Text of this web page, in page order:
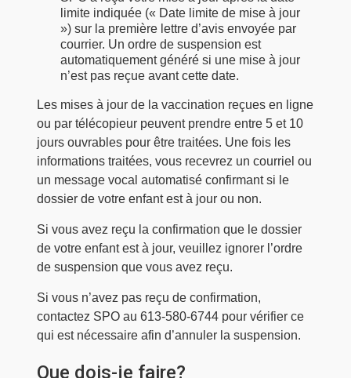
limite indiquée (« Date limite de mise à jour
») sur la première lettre d’avis envoyée par
courrier. Un ordre de suspension est
automatiquement généré si une mise à jour
n’est pas reçue avant cette date.
Les mises à jour de la vaccination reçues en ligne
ou par télécopieur peuvent prendre entre 5 et 10
jours ouvrables pour être traitées. Une fois les
informations traitées, vous recevrez un courriel ou
un message vocal automatisé confirmant si le
dossier de votre enfant est à jour ou non.
Si vous avez reçu la confirmation que le dossier
de votre enfant est à jour, veuillez ignorer l’ordre
de suspension que vous avez reçu.
Si vous n’avez pas reçu de confirmation,
contactez SPO au 613-580-6744 pour vérifier ce
qui est nécessaire afin d’annuler la suspension.
Que dois-je faire?